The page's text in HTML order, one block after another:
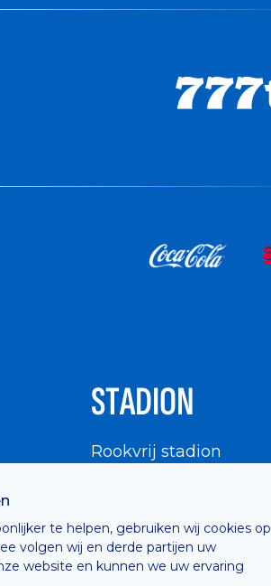
te helpen, gebruiken wij cookies op
volgen wij en derde partijen uw
website en kunnen we uw ervaring
STADION
Rookvrij stadion